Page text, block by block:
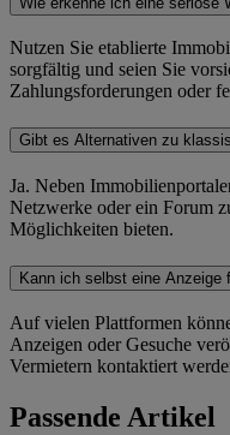
Nutzen Sie etablierte
sorgfältig und seien Sie
Zahlungsforderungen oder
Gibt es Alternativen zu
Ja. Neben
Netzwerke oder ein Forum
Möglichkeiten bieten.
Kann ich selbst eine Anzeige
Auf vielen Plattformen
Anzeigen oder Gesuche
Vermietern kontaktiert
Passende Artikel